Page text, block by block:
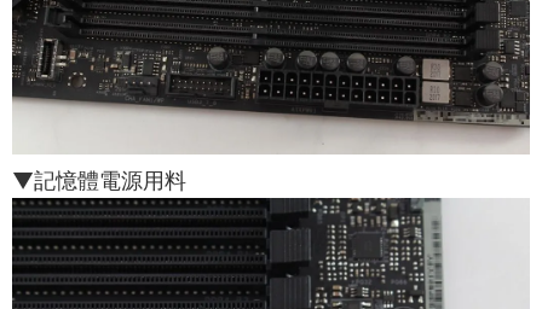
▼記憶體電源用料